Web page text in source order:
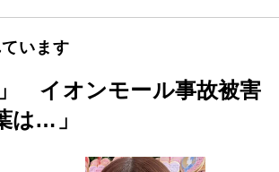
います
イオンモール事故被害
は…」